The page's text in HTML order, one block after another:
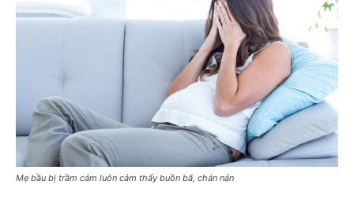
Mẹ bầu bị trầm cảm luôn cảm thấy buồn bã, chán nản